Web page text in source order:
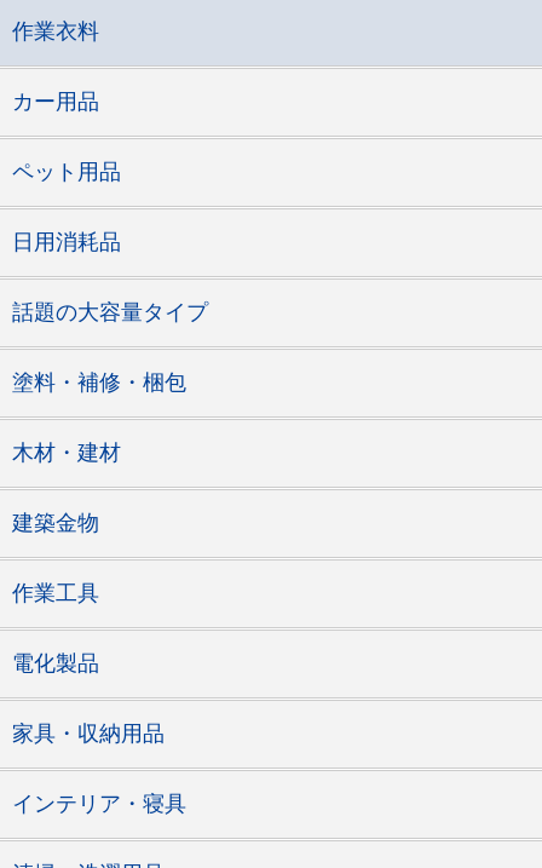
作業衣料
カー用品
ペット用品
日用消耗品
話題の大容量タイプ
塗料・補修・梱包
木材・建材
建築金物
作業工具
電化製品
家具・収納用品
インテリア・寝具